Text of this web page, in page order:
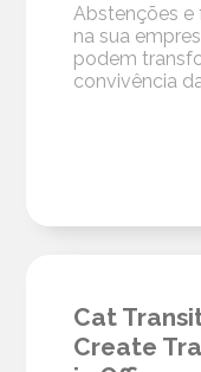
Abstenções e
na sua
podem
convivência
Cat
Create